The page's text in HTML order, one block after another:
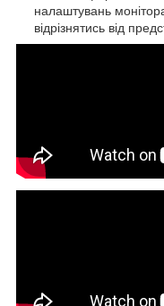
налаштувань
відрізнятись від